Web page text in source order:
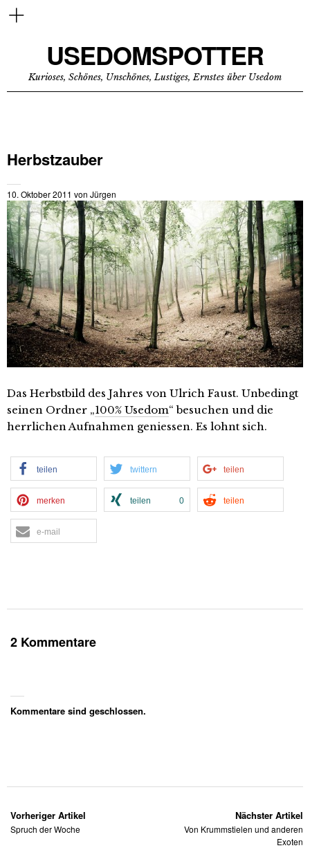
USEDOMSPOTTER
Kurioses, Schönes, Unschönes, Lustiges, Ernstes über Usedom
Herbstzauber
10. Oktober 2011 von Jürgen
Das Herbstbild des Jahres von Ulrich Faust. Unbedingt
seinen Ordner „100% Usedom“ besuchen und die
herrlichen Aufnahmen geniessen. Es lohnt sich.
teilen twittern teilen
merken teilen 0 teilen
e-mail
2 Kommentare
Kommentare sind geschlossen.
Vorheriger Artikel
Spruch der Woche
Nächster Artikel
Von Krummstielen und anderen
Exoten